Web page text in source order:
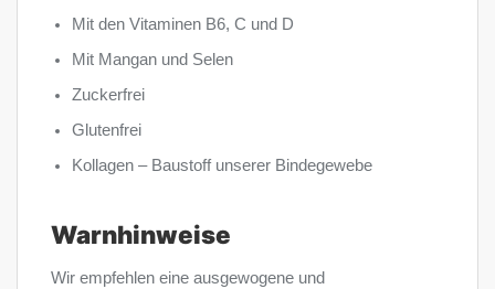
Mit den Vitaminen B6, C und D
Mit Mangan und Selen
Zuckerfrei
Glutenfrei
Kollagen – Baustoff unserer Bindegewebe
Warnhinweise
Wir empfehlen eine ausgewogene und